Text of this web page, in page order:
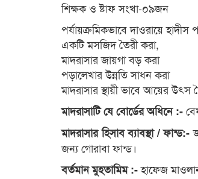
শিক্ষক ও ষ্টাফ সংখা-০৯জন
পর্যায়ক্রমিকভাবে দাওরায়ে হাদীস
একটি মসজিদ তৈরী করা,
মাদরাসার জায়গা বড় করা
পড়ালেখার উন্নতি সাধন করা
মাদরাসার স্থায়ী ভাবে আয়ের উৎস
মাদরাসাটি যে বোর্ডের অধিনে :-
মাদরাসার হিসাব ব্যাবস্থা / ফান্ড:-
জন্য গোরাবা ফান্ড।
বর্তমান মুহতামিম :-হাফেজ